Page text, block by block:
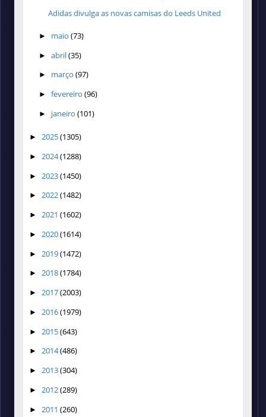
Adidas divulga as novas camisas do Leeds United
► maio (73)
► abril(35)
► março (97)
► fevereiro (96)
► janeiro (101)
► 2025(1305)
► 2024(1288)
► 2023(1450)
► 2022(1482)
► 2021 (1602)
► 2020(1614)
► 2019(1472)
► 2018(1784)
► 2017(2003)
► 2016(1979)
► 2015(643)
► 2014(486)
► 2013(304)
► 2012(289)
► 2011 (260)